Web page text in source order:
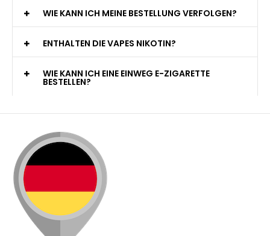
WIE KANN ICH MEINE BESTELLUNG VERFOLGEN?
ENTHALTEN DIE VAPES NIKOTIN?
WIE KANN ICH EINE EINWEG E-ZIGARETTE
BESTELLEN?